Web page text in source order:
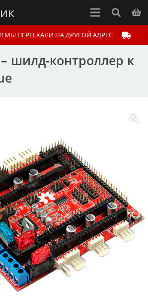
МЫ ПЕРЕЕХАЛИ НА ДРУГОЙ АДРЕС
– шилд-контроллер к